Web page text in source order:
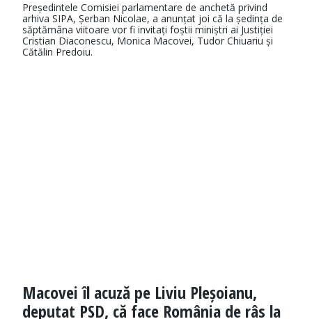
Președintele Comisiei parlamentare de anchetă privind
arhiva SIPA, Șerban Nicolae, a anunțat joi că la ședința de
săptămâna viitoare vor fi invitați foștii miniștri ai Justiției
Cristian Diaconescu, Monica Macovei, Tudor Chiuariu și
Cătălin Predoiu.
Macovei îl acuză pe Liviu Pleșoianu,
deputat PSD, că face România de râs la